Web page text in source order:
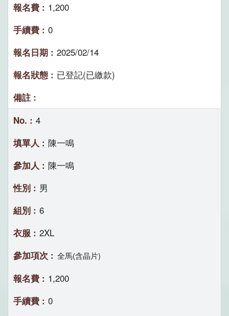
1,200
0
2025/02/14
已登記(已繳款)
4
陳一鳴
陳一鳴
男
6
2XL
全馬(含晶片)
1,200
0